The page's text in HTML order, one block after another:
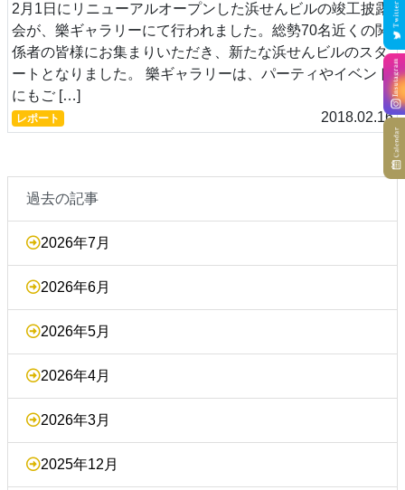
2月1日にリニューアルオープンした浜せんビルの竣工披露
会が、樂ギャラリーにて行われました。総勢70名近くの関
係者の皆様にお集まりいただき、新たな浜せんビルのスタ
ートとなりました。 樂ギャラリーは、パーティやイベント
にもご […]
レポート 2018.02.16
過去の記事
2026年7月
2026年6月
2026年5月
2026年4月
2026年3月
2025年12月